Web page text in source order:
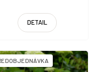
DETAIL